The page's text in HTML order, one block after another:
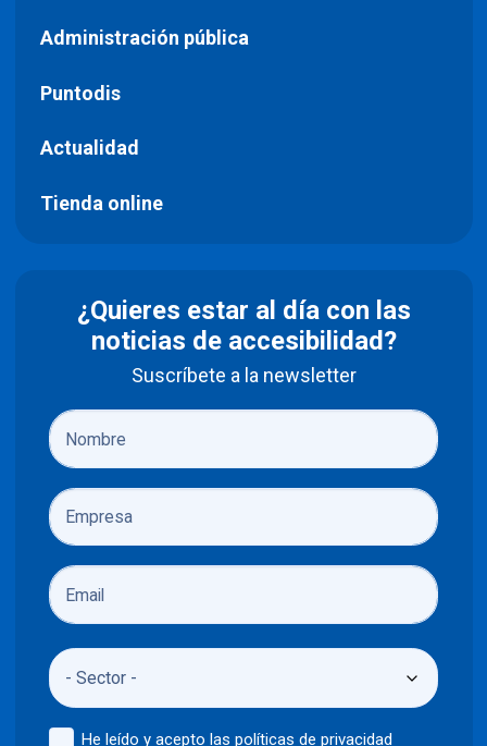
Administración pública
Puntodis
Actualidad
Tienda online
¿Quieres estar al día con las
noticias de accesibilidad?
Suscríbete a la newsletter
He leído y acepto laspolíticas de privacidad